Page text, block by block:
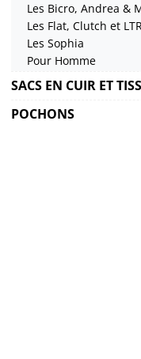
Les Bicro, Andrea &
Les Flat, Clutch et
Les Sophia
Pour Homme
SACS EN CUIR ET
POCHONS